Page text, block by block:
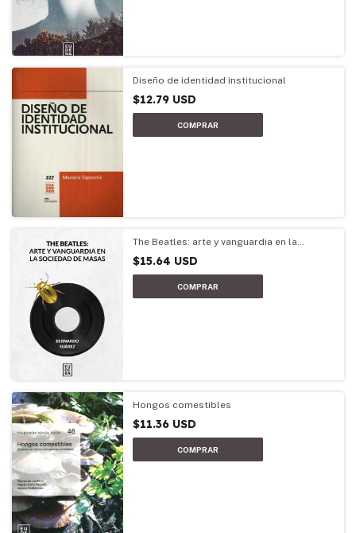
Diseño de identidad institucional
$12.79 USD
The Beatles: arte y vanguardia en la
$15.64 USD
Hongos comestibles
$11.36 USD